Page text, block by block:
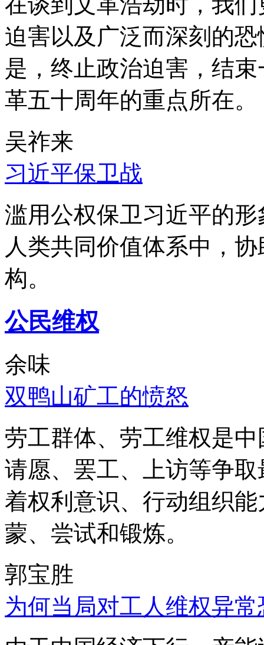
迫害以及广泛而深刻的
是，终止政治迫害，结
革五十周年的重点所在。
吴祚来
习近平保卫战
滥用公权保卫习近平的
人类共同价值体系中，
构。
公民维权
余味
双鸭山矿工的愤怒
劳工群体、劳工维权是
请愿、罢工、上访等争
着权利意识、行动组织
蒙、尝试和锻炼。
郭宝胜
为何当局对工人维权异